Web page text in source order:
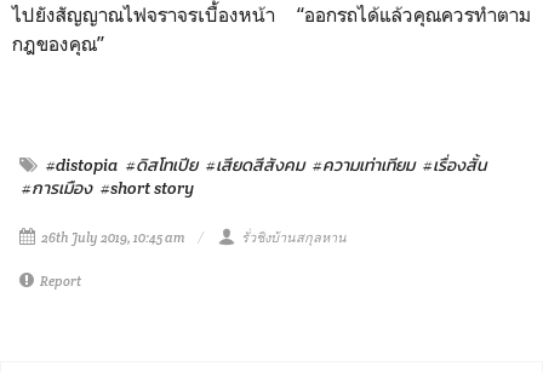
ไปยังสัญญาณไฟจราจรเบื้องหน้า “ออกรถได้แล้วคุณควรทำตาม
กฎของคุณ”
#distopia #ดิสโทเปีย #เสียดสีสังคม #ความเท่าเทียม #เรื่องสั้น
#การเมือง #short story
26th July 2019, 10:45 am รั่วชิงบ้านสกุลหาน
Report